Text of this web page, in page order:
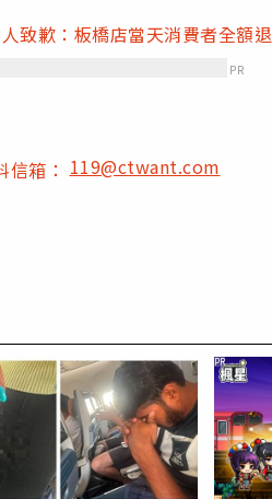
致歉：板橋店當天消費者全額退
PR
信箱：119@ctwant.com
PR